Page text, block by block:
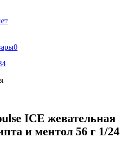
0
ICE жевательная
и ментол 56 г 1/24